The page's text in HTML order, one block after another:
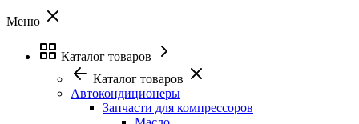
Меню
Каталог товаров
Каталог товаров
Автокондиционеры
Запчасти для компрессоров